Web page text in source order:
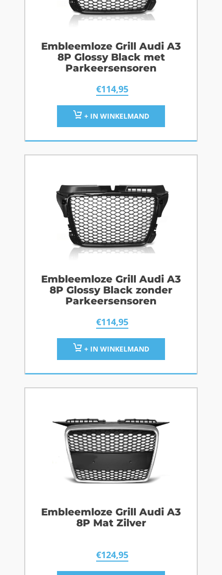
Embleemloze Grill Audi A3
8P Glossy Black met
Parkeersensoren
€114,95
+ IN WINKELMAND
Embleemloze Grill Audi A3
8P Glossy Black zonder
Parkeersensoren
€114,95
+ IN WINKELMAND
Embleemloze Grill Audi A3
8P Mat Zilver
€124,95